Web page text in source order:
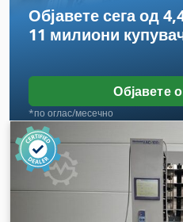
Објавете сега од
11 милиони
Објавете
*по оглас/месечно